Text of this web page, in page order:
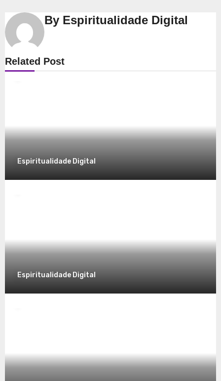
By Espiritualidade Digital
Related Post
Espiritualidade
Explorando a Espiritualidade: Conexão e
Espiritualidade Digital
Espiritualidade Digital